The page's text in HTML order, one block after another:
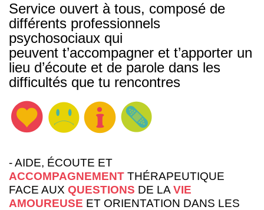
Service ouvert à tous, composé de
différents professionnels
psychosociaux qui
peuvent t’accompagner et t’apporter un
lieu d’écoute et de parole dans les
difficultés que tu rencontres
- AIDE, ÉCOUTE ET
ACCOMPAGNEMENT THÉRAPEUTIQUE
FACE AUX QUESTIONS DE LA VIE
AMOUREUSE ET ORIENTATION DANS LES